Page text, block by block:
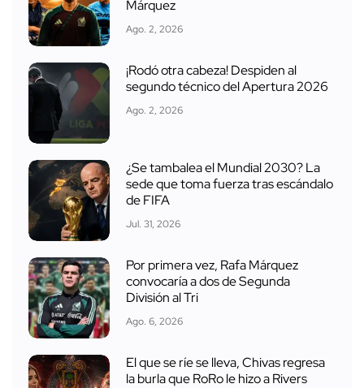
Márquez
Ago. 2, 2026
¡Rodó otra cabeza! Despiden al
segundo técnico del Apertura 2026
Ago. 2, 2026
¿Se tambalea el Mundial 2030? La
sede que toma fuerza tras escándalo
de FIFA
Jul. 31, 2026
Por primera vez, Rafa Márquez
convocaría a dos de Segunda
División al Tri
Ago. 6, 2026
El que se ríe se lleva, Chivas regresa
la burla que RoRo le hizo a Rivers